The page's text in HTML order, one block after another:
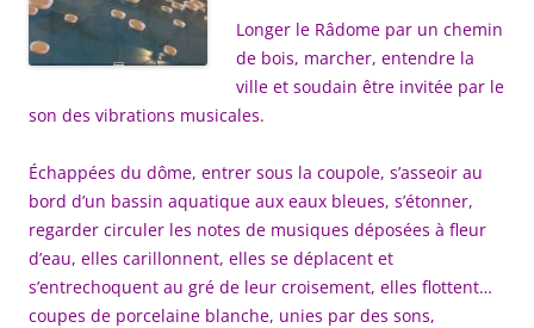
Longer le Râdome par un chemin
de bois, marcher, entendre la
ville et soudain être invitée par le
son des vibrations musicales.
Échappées du dôme, entrer sous la coupole, s’asseoir au
bord d’un bassin aquatique aux eaux bleues, s’étonner,
regarder circuler les notes de musiques déposées à fleur
d’eau, elles carillonnent, elles se déplacent et
s’entrechoquent au gré de leur croisement, elles flottent…
coupes de porcelaine blanche, unies par des sons,